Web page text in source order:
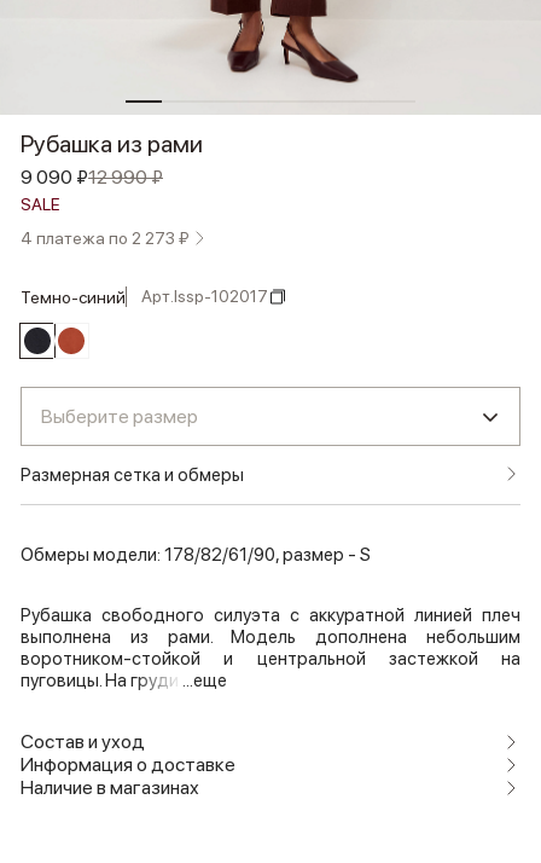
Рубашка из рами
9 090 ₽12 990 ₽
SALE
4 платежа по 2 273 ₽
темно-синий Арт.lssp-102017
Выберите размер
Размерная сетка и обмеры
Обмеры модели: 178/82/61/90, размер - S
Рубашка свободного силуэта с аккуратной линией плеч
выполнена из рами. Модель дополнена небольшим
воротником-стойкой и центральной застежкой на
пуговицы. На груди ...еще
Состав и уход
Информация о доставке
Наличие в магазинах